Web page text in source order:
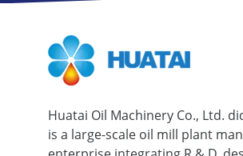
Huatai Oil Machinery Co., Ltd.
is a large-scale oil mill plant